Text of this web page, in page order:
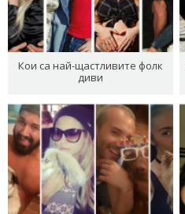
Кои са най-щастливите фолк
диви